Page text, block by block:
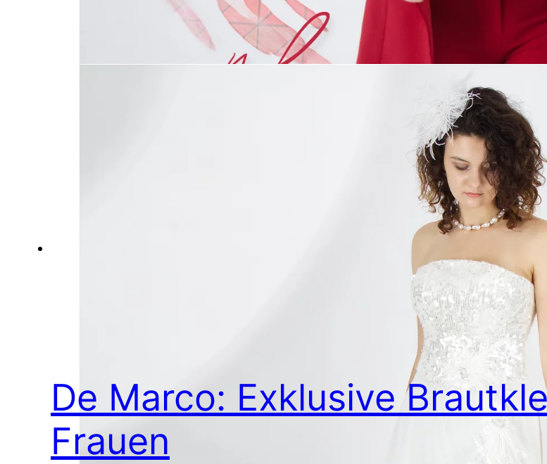
De Marco: Exklusive
Frauen